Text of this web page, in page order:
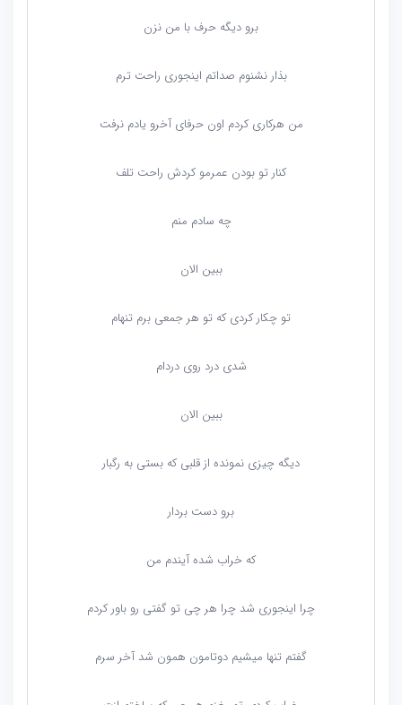
برو دیگه حرف با من نزن
بذار نشنوم صداتم اینجوری راحت ترم
من هرکاری کردم اون حرفای آخرو یادم نرفت
کنار تو بودن عمرمو کردش راحت تلف
چه سادم منم
ببین الان
تو چکار کردی که تو هر جمعی برم تنهام
شدی درد روی دردام
ببین الان
دیگه چیزی نمونده از قلبی که بستی به رگبار
برو دست بردار
که خراب شده آیندم من
چرا اینجوری شد چرا هر چی تو گفتی رو باور کردم
گفتم تنها میشیم دوتامون همون شد آخر سرم